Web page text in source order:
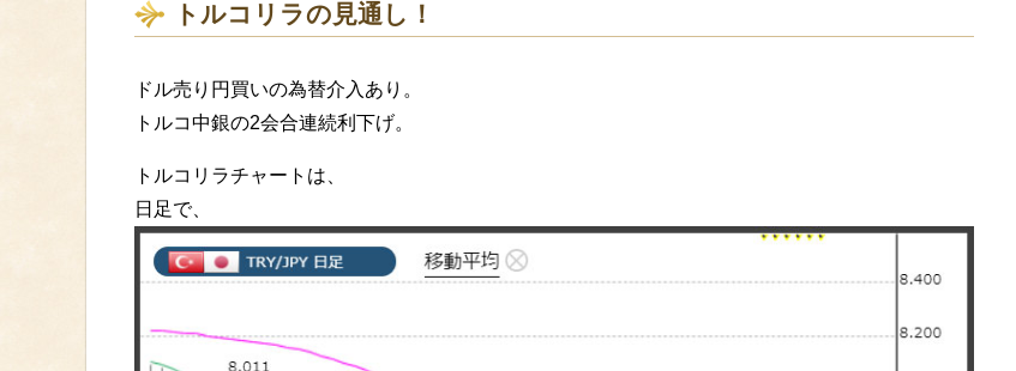
トルコリラの見通し！
ドル売り円買いの為替介入あり。
トルコ中銀の2会合連続利下げ。
トルコリラチャートは、
日足で、